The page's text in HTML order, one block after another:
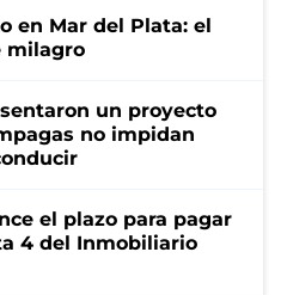
en Mar del Plata: el
milagro
un proyecto
no impidan
el plazo para pagar
4 del Inmobiliario